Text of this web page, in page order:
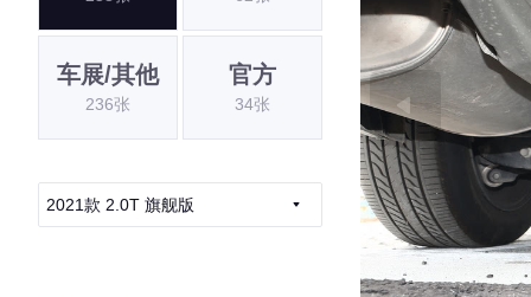
车展/其他
236张
官方
34张
2021款 2.0T 旗舰版